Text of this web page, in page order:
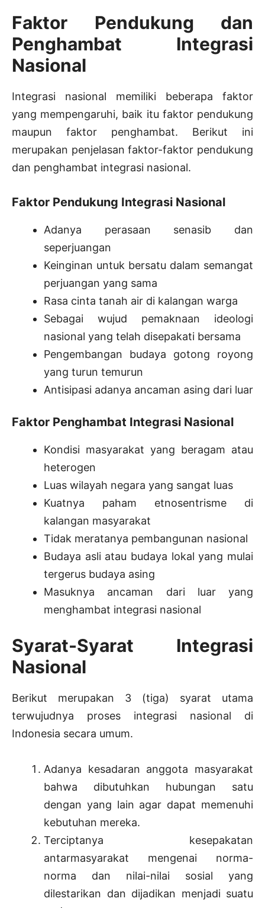
Faktor Pendukung dan
Penghambat Integrasi
Nasional
Integrasi nasional memiliki beberapa faktor
yang mempengaruhi, baik itu faktor pendukung
maupun faktor penghambat. Berikut ini
merupakan penjelasan faktor-faktor pendukung
dan penghambat integrasi nasional.
Faktor Pendukung Integrasi Nasional
Adanya perasaan senasib dan
seperjuangan
Keinginan untuk bersatu dalam semangat
perjuangan yang sama
Rasa cinta tanah air di kalangan warga
Sebagai wujud pemaknaan ideologi
nasional yang telah disepakati bersama
Pengembangan budaya gotong royong
yang turun temurun
Antisipasi adanya ancaman asing dari luar
Faktor Penghambat Integrasi Nasional
Kondisi masyarakat yang beragam atau
heterogen
Luas wilayah negara yang sangat luas
Kuatnya paham etnosentrisme di
kalangan masyarakat
Tidak meratanya pembangunan nasional
Budaya asli atau budaya lokal yang mulai
tergerus budaya asing
Masuknya ancaman dari luar yang
menghambat integrasi nasional
Syarat-Syarat Integrasi
Nasional
Berikut merupakan 3 (tiga) syarat utama
terwujudnya proses integrasi nasional di
Indonesia secara umum.
Adanya kesadaran anggota masyarakat
bahwa dibutuhkan hubungan satu
dengan yang lain agar dapat memenuhi
kebutuhan mereka.
Terciptanya kesepakatan
antarmasyarakat mengenai norma-
norma dan nilai-nilai sosial yang
dilestarikan dan dijadikan menjadi suatu